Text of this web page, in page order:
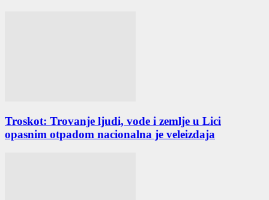
Troskot: Trovanje ljudi, vode i zemlje u Lici
opasnim otpadom nacionalna je veleizdaja